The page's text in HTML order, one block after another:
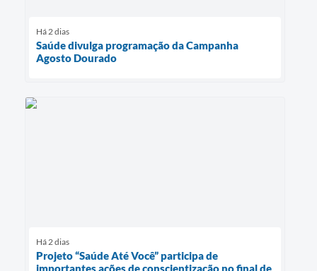
Há 2 dias
Saúde divulga programação da Campanha
Agosto Dourado
Há 2 dias
Projeto “Saúde Até Você” participa de
importantes ações de conscientização no final de